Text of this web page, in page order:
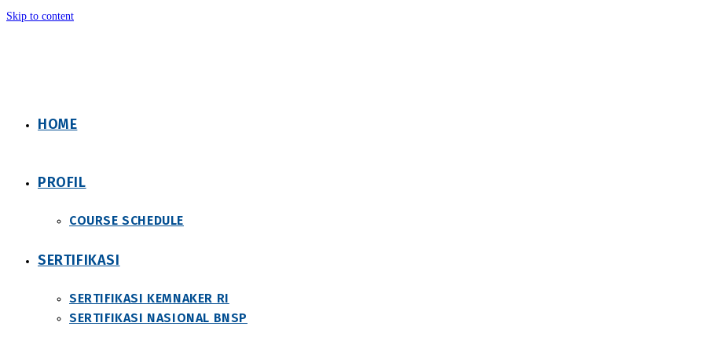
Skip to content
HOME
PROFIL
COURSE SCHEDULE
SERTIFIKASI
SERTIFIKASI KEMNAKER RI
SERTIFIKASI NASIONAL BNSP